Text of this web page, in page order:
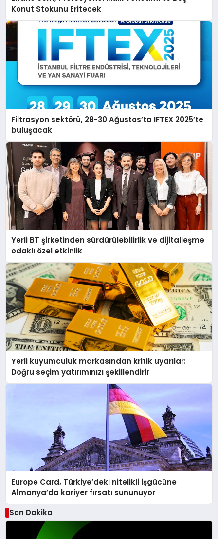
Konut Stokunu Eritecek
Filtrasyon sektörü, 28-30 Ağustos’ta IFTEX 2025’te
buluşacak
Yerli BT şirketinden sürdürülebilirlik ve dijitalleşme
odaklı özel etkinlik
Yerli kuyumculuk markasından kritik uyarılar:
Doğru seçim yatırımınızı şekillendirir
Europe Card, Türkiye’deki nitelikli işgücüne
Almanya’da kariyer fırsatı sununuyor
Son Dakika